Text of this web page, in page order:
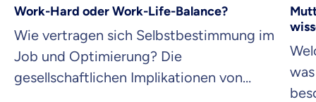
Work-Hard oder Work-Life-Balance?
Wie vertragen sich Selbstbestimmung im
Job und Optimierung? Die
gesellschaftlichen Implikationen von